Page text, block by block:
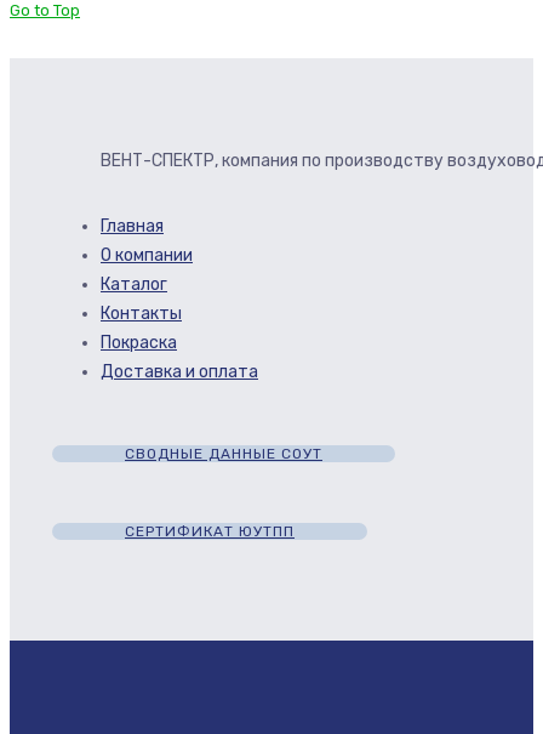
Go to Top
ВЕНТ-СПЕКТР, компания по производству
Главная
О компании
Каталог
Контакты
Покраска
Доставка и оплата
СВОДНЫЕ ДАННЫЕ СОУТ
СЕРТИФИКАТ ЮУТПП